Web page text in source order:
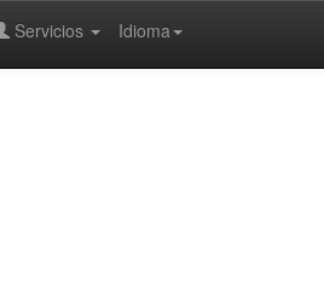
Idioma
Servicios